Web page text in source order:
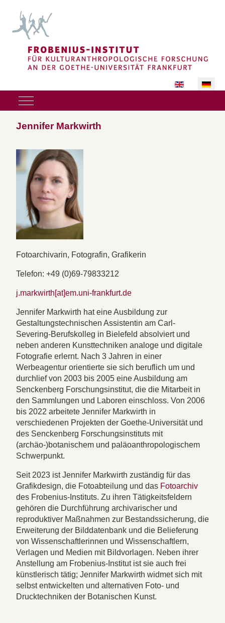
Sprache
Mobile Menu Toggle
Jennifer Markwirth
Fotoarchivarin, Fotografin, Grafikerin
Telefon: +49 (0)69-79833212
j.markwirth[at]em.uni-frankfurt.de
Jennifer Markwirth hat eine Ausbildung zur
Gestaltungstechnischen Assistentin am Carl-
Severing-Berufskolleg in Bielefeld absolviert und
neben anderen Kunsttechniken analoge und digitale
Fotografie erlernt. Nach 3 Jahren in einer
Werbeagentur orientierte sie sich beruflich um und
durchlief von 2003 bis 2005 eine Ausbildung am
Senckenberg Forschungsinstitut, die die Mitarbeit in
den Sammlungen und Laboren einschloss. Von 2006
bis 2022 arbeitete Jennifer Markwirth in
verschiedenen Projekten der Goethe-Universität und
des Senckenberg Forschungsinstituts mit
(archäo-)botanischem und paläoanthropologischem
Schwerpunkt.
Seit 2023 ist Jennifer Markwirth zuständig für das
Grafikdesign, die Fotoabteilung und das Fotoarchiv
des Frobenius-Instituts. Zu ihren Tätigkeitsfeldern
gehören die Durchführung archivarischer und
reproduktiver Maßnahmen zur Bestandssicherung, die
Erweiterung der Bilddatenbank und die Belieferung
von Wissenschaftlerinnen und Wissenschaftlern,
Verlagen und Medien mit Bildvorlagen. Neben ihrer
Anstellung am Frobenius-Institut ist sie auch frei
künstlerisch tätig; Jennifer Markwirth widmet sich mit
selbst entwickelten und alternativen Foto- und
Drucktechniken der Botanischen Kunst.